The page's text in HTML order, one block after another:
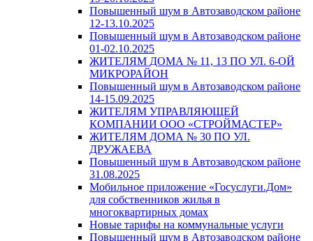
Повышенный шум в Автозаводском районе
12-13.10.2025
Повышенный шум в Автозаводском районе
01-02.10.2025
ЖИТЕЛЯМ ДОМА № 11, 13 ПО УЛ. 6-ОЙ
МИКРОРАЙОН
Повышенный шум в Автозаводском районе
14-15.09.2025
ЖИТЕЛЯМ УПРАВЛЯЮЩЕЙ
КОМПАНИИ ООО «СТРОЙМАСТЕР»
ЖИТЕЛЯМ ДОМА № 30 ПО УЛ.
ДРУЖАЕВА
Повышенный шум в Автозаводском районе
31.08.2025
Мобильное приложение «Госуслуги.Дом»
для собственников жилья в
многоквартирных домах
Новые тарифы на коммунальные услуги
Повышенный шум в Автозаводском районе